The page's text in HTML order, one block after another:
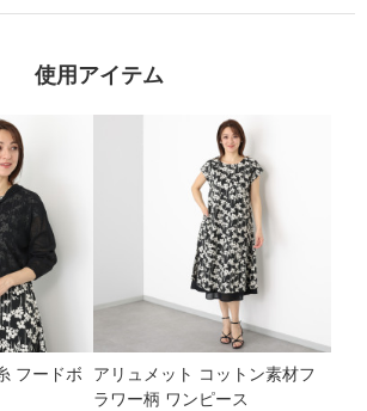
使用アイテム
フードボ
アリュメット コットン素材フ
ラワー柄 ワンピース